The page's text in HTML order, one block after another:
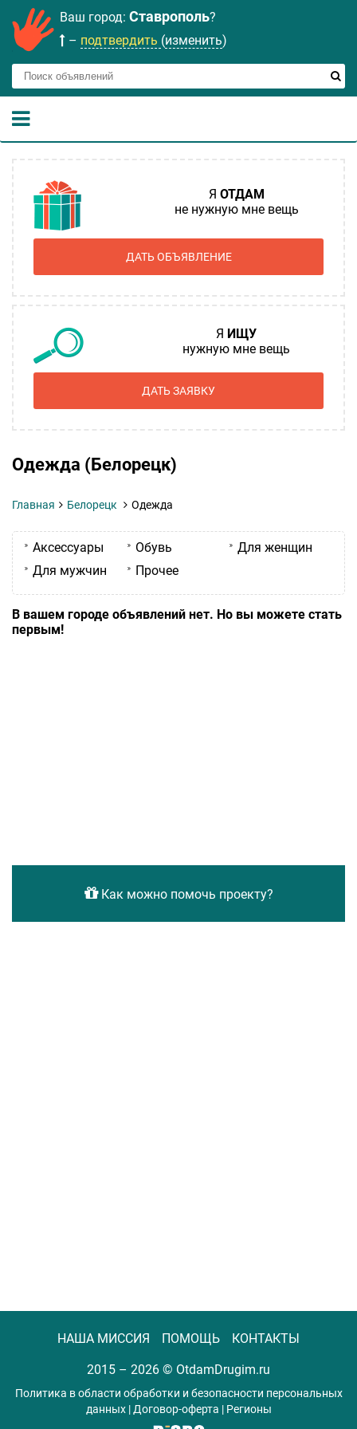
Ваш город: Ставрополь?
– подтвердить (изменить)
Я ОТДАМ
не нужную мне вещь
ДАТЬ ОБЪЯВЛЕНИЕ
Я ИЩУ
нужную мне вещь
ДАТЬ ЗАЯВКУ
Одежда (Белорецк)
Главная Белорецк Одежда
Аксессуары Обувь
Для женщин
Для мужчин
Прочее
В вашем городе объявлений нет. Но вы можете стать
первым!
Как можно помочь проекту?
НАША МИССИЯ ПОМОЩЬ КОНТАКТЫ
2015 – 2026 © OtdamDrugim.ru
Политика в области обработки и безопасности персональных
данных| Договор-оферта | Регионы